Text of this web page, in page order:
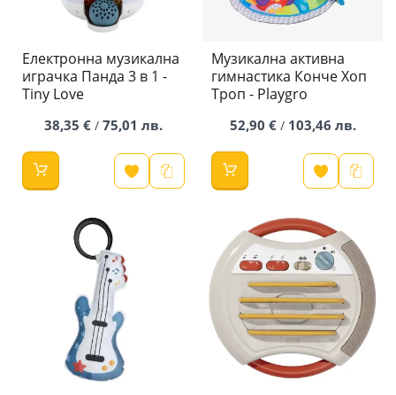
Електронна музикална
играчка Панда 3 в 1 -
Tiny Love
38,35 € / 75,01 лв.
Музикална активна
гимнастика Конче Хоп
Троп - Playgro
52,90 €/ 103,46 лв.